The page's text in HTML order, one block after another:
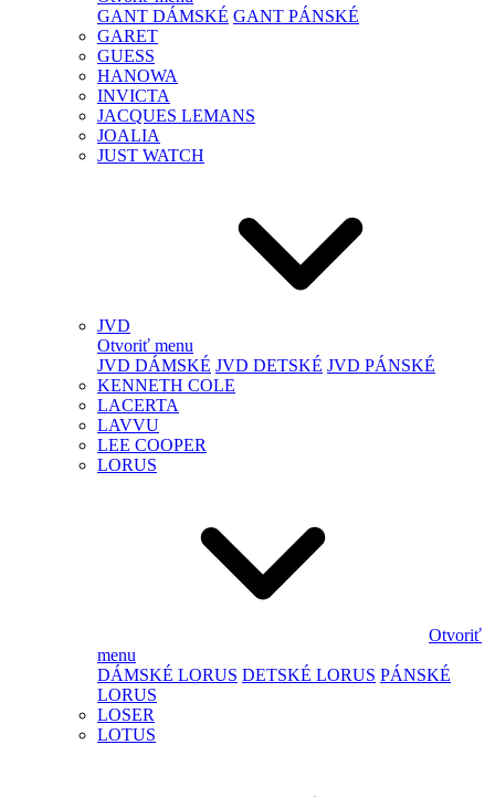
GANT DÁMSKÉ GANT PÁNSKÉ
GARET
GUESS
HANOWA
INVICTA
JACQUES LEMANS
JOALIA
JUST WATCH
JVD
Otvoriť menu
JVD DÁMSKÉ JVD DETSKÉ JVD PÁNSKÉ
KENNETH COLE
LACERTA
LAVVU
LEE COOPER
LORUS
Otvoriť
menu
DÁMSKÉ LORUS DETSKÉ LORUS PÁNSKÉ
LORUS
LOSER
LOTUS